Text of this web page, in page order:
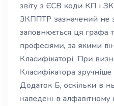
звіту з ЄСВ коди КП і
ЗКППТР зазначений не з
заповнюється ця графа
професіями, за якими
Класифікаторі. При
Класифікатора
Додаток Б, оскільки в
наведені в